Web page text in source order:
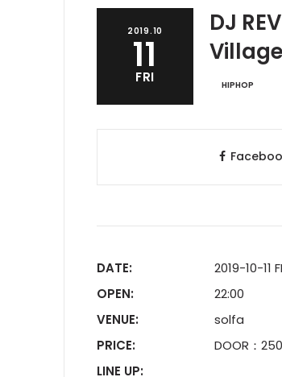
2019.10
11
FRI
DJ
HIPHOP
DATE:
2019-10-11
OPEN:
22:00
VENUE:
solfa
PRICE:
DOOR：
LINE UP: